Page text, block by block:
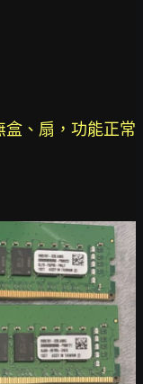
、扇，功能正常